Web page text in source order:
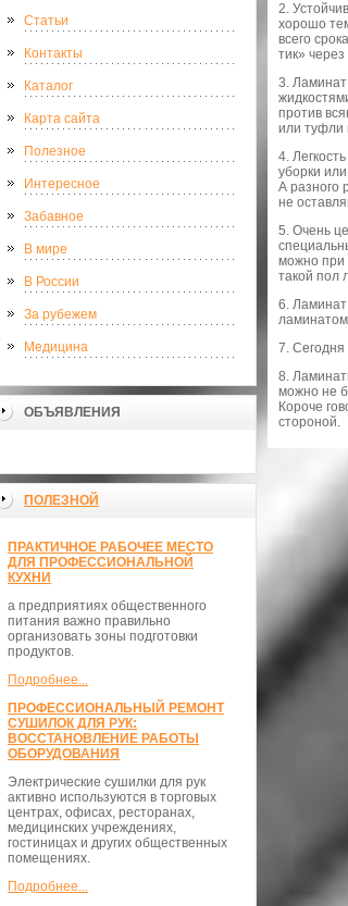
Статьи
Контакты
Каталог
Карта сайта
Полезное
Интересное
Забавное
В мире
В России
За рубежем
Медицина
ОБЪЯВЛЕНИЯ
ПОЛЕЗНОЙ
ПРАКТИЧНОЕ РАБОЧЕЕ МЕСТО
ДЛЯ ПРОФЕССИОНАЛЬНОЙ
КУХНИ
а предприятиях общественного
питания важно правильно
организовать зоны подготовки
продуктов.
Подробнее...
ПРОФЕССИОНАЛЬНЫЙ РЕМОНТ
СУШИЛОК ДЛЯ РУК:
ВОССТАНОВЛЕНИЕ РАБОТЫ
ОБОРУДОВАНИЯ
Электрические сушилки для рук
активно используются в торговых
центрах, офисах, ресторанах,
медицинских учреждениях,
гостиницах и других общественных
помещениях.
Подробнее...
2.
хорошо
всего
тик»
3.
против
или туфли
4.
уборки
А разного
не
5. Очень
можно при
такой пол
6.
7.
8.
можно не
Короче
стороной.